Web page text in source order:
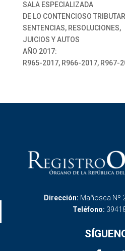
SALA ESPECIALIZADA
DE LO CONTENCIOSO
SENTENCIAS, RESOLUCIONES,
JUICIOS Y AUTOS
AÑO 2017:
R965-2017, R966-2017, R967-
Dirección: Mañosca Nº
Teléfono: